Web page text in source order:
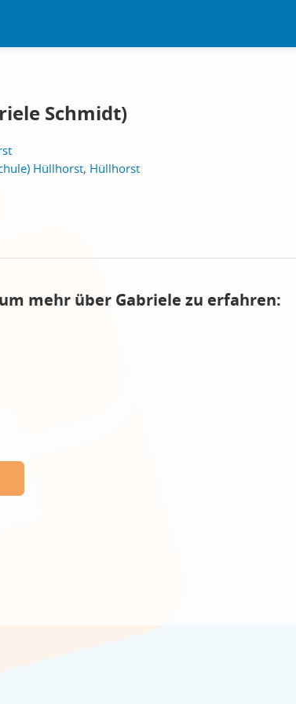
Schmidt)
Hüllhorst, Hüllhorst
mehr über Gabriele zu erfahren: